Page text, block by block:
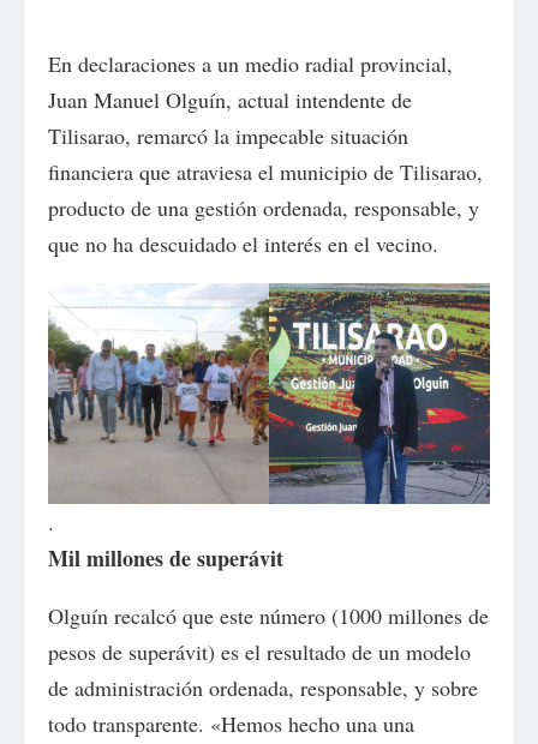
En declaraciones a un medio radial provincial,
Juan Manuel Olguín, actual intendente de
Tilisarao, remarcó la impecable situación
financiera que atraviesa el municipio de Tilisarao,
producto de una gestión ordenada, responsable, y
que no ha descuidado el interés en el vecino.
.
Mil millones de superávit
Olguín recalcó que este número (1000 millones de
pesos de superávit) es el resultado de un modelo
de administración ordenada, responsable, y sobre
todo transparente. «Hemos hecho una una